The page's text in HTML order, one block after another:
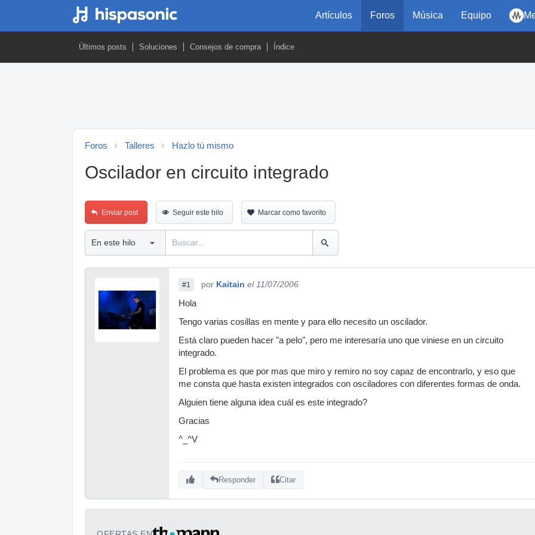
Artículos Foros Música Equipo
Últimos posts Soluciones Consejos de compra Índice
Foros Talleres Hazlo tú mismo
Oscilador en circuito integrado
Enviar post Seguir este hilo Marcar como favorito
#1 por Kaitain el 11/07/2006
Hola
Tengo varias cosillas en mente y para ello necesito un oscilador.
Está claro pueden hacer "a pelo", pero me interesaría uno que viniese en un circuito
integrado.
El problema es que por mas que miro y remiro no soy capaz de encontrarlo, y eso que
me consta que hasta existen integrados con osciladores con diferentes formas de onda.
Alguien tiene alguna idea cuál es este integrado?
Gracias
^_^V
Responder Citar